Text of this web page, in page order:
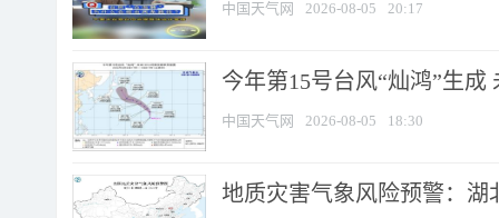
中国天气网 2026-08-05 20:17
今年第15号台风“灿鸿”生成
中国天气网 2026-08-05 18:30
地质灾害气象风险预警：湖